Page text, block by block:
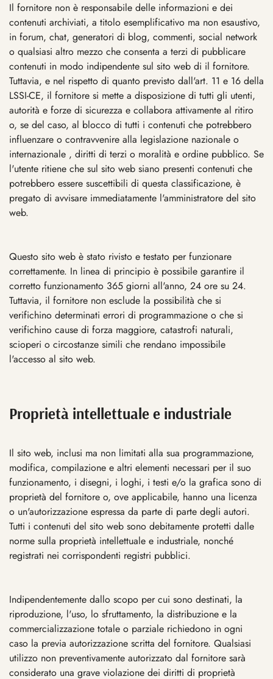
Il fornitore non è responsabile delle informazioni e dei
contenuti archiviati, a titolo esemplificativo ma non esaustivo,
in forum, chat, generatori di blog, commenti, social network
o qualsiasi altro mezzo che consenta a terzi di pubblicare
contenuti in modo indipendente sul sito web di il fornitore.
Tuttavia, e nel rispetto di quanto previsto dall'art. 11 e 16 della
LSSI-CE, il fornitore si mette a disposizione di tutti gli utenti,
autorità e forze di sicurezza e collabora attivamente al ritiro
o, se del caso, al blocco di tutti i contenuti che potrebbero
influenzare o contravvenire alla legislazione nazionale o
internazionale , diritti di terzi o moralità e ordine pubblico. Se
l'utente ritiene che sul sito web siano presenti contenuti che
potrebbero essere suscettibili di questa classificazione, è
pregato di avvisare immediatamente l'amministratore del sito
web.
Questo sito web è stato rivisto e testato per funzionare
correttamente. In linea di principio è possibile garantire il
corretto funzionamento 365 giorni all'anno, 24 ore su 24.
Tuttavia, il fornitore non esclude la possibilità che si
verifichino determinati errori di programmazione o che si
verifichino cause di forza maggiore, catastrofi naturali,
scioperi o circostanze simili che rendano impossibile
l'accesso al sito web.
Proprietà intellettuale e industriale
Il sito web, inclusi ma non limitati alla sua programmazione,
modifica, compilazione e altri elementi necessari per il suo
funzionamento, i disegni, i loghi, i testi e/o la grafica sono di
proprietà del fornitore o, ove applicabile, hanno una licenza
o un'autorizzazione espressa da parte di parte degli autori.
Tutti i contenuti del sito web sono debitamente protetti dalle
norme sulla proprietà intellettuale e industriale, nonché
registrati nei corrispondenti registri pubblici.
Indipendentemente dallo scopo per cui sono destinati, la
riproduzione, l'uso, lo sfruttamento, la distribuzione e la
commercializzazione totale o parziale richiedono in ogni
caso la previa autorizzazione scritta del fornitore. Qualsiasi
utilizzo non preventivamente autorizzato dal fornitore sarà
considerato una grave violazione dei diritti di proprietà